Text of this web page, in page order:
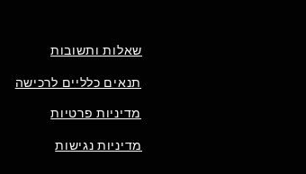
שאלות ותשובות
תנאים כלליים לרכישה
מדיניות פרטיות
מדיניות נגישות